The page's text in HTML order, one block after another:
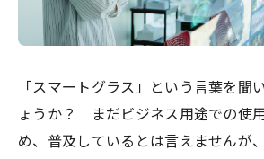
「スマートグラス」という言葉を聞
ょうか？ まだビジネス用途での使
め、普及しているとは言えませんが